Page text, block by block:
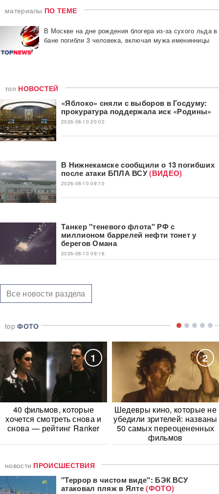
материалы ПО ТЕМЕ
В Москве на дне рождения блогера из-за сухого льда в
бане погибли 3 человека, включая мужа именинницы
топ НОВОСТЕЙ
«Яблоко» сняли с выборов в Госдуму:
прокуратура поддержала иск «Родины»
2026-08-10 20:02
В Нижнекамске сообщили о 13 погибших
после атаки БПЛА ВСУ(ВИДЕО)
2026-08-10 09:10
Танкер "теневого флота" РФ с
миллионом баррелей нефти тонет у
берегов Омана
2026-08-10 09:16
Все новости раздела
topФОТО
1
40 фильмов, которые
хочется смотреть снова и
снова — рейтинг Ranker
2
Шедевры кино, которые не
убедили зрителей: названы
50 самых переоцененных
фильмов
новости ПРОИСШЕСТВИЯ
"Террор в чистом виде": БЭК ВСУ
атаковал пляж в Ялте(ФОТО)